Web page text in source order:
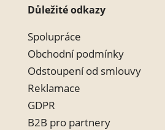
Důležité odkazy
Spolupráce
Obchodní podmínky
Odstoupení od smlouvy
Reklamace
GDPR
B2B pro partnery